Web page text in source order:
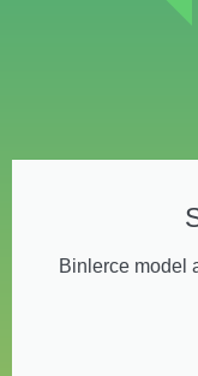
Binlerce model